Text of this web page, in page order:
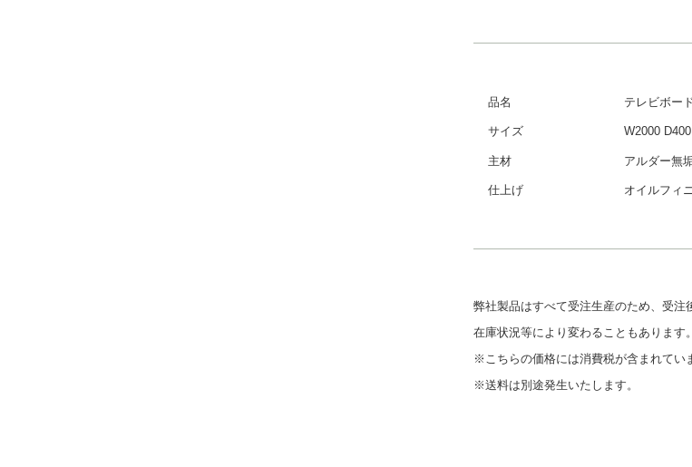
品名 テレビボー
サイズ W2000
主材 アルダー無
仕上げ オイルフィ
弊社製品はすべて受注生産のため、受注
在庫状況等により変わることもあります
※こちらの価格には消費税が含まれてい
※送料は別途発生いたします。